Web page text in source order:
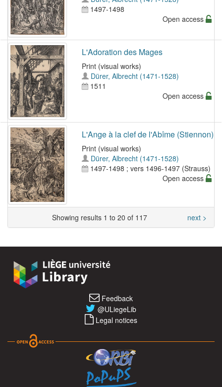
1497-1498
Open access
L'Adoration des Mages
Print (visual works)
Dürer, Albrecht (1471-1528)
1511
Open access
L'Ange à la clef de l'Abîme (Stiennon)
Print (visual works)
Dürer, Albrecht (1471-1528)
1497-1498 ; vers 1496-1497 (Strauss)
Open access
Showing results 1 to 20 of 117 next >
Feedback
@ULiegeLib
Legal notices